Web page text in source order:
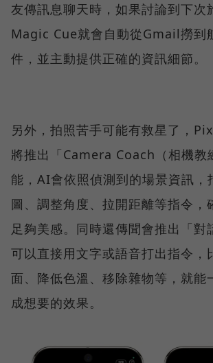
友傳訊息聊天時，如果討論到下次
Magic Cue就會自動從Gmail撈到
件，並主動提供正確的資訊細節。
另外，拍照苦手可能有救星了，
將推出「Camera Coach（相機教
能，AI會依照偵測到的場景資訊，
圖、調整角度、拉開距離等指令，
足夠美感。同時還傳聞會推出「對
可以直接用文字或語音打出指令，
面、降低色溫、移除雜物等，就能
成想要的效果。